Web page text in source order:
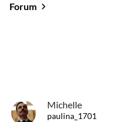
Forum
Michelle
paulina_1701